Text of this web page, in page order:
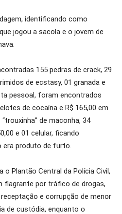
identificando como
jogou a sacola e o jovem de
155 pedras de crack, 29
de ecstasy, 01 granada e
pessoal, foram encontrados
de cocaína e R$ 165,00 em
de maconha, 34
e 01 celular, ficando
era produto de furto.
o Plantão Central da Polícia Civil,
flagrante por tráfico de drogas,
e corrupção de menor
de custódia, enquanto o